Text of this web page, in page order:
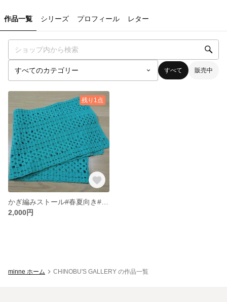
作品一覧 シリーズ プロフィール レター
すべて 販売中
残り1点
2,000円
minne ホーム CHINOBU'S GALLERY の作品一覧